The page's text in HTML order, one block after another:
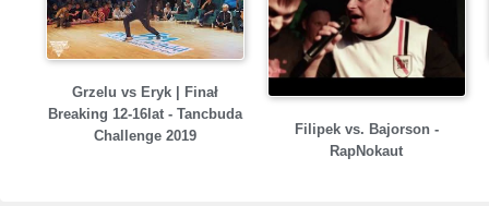
Grzelu vs Eryk | Finał
Breaking 12-16lat - Tancbuda
Challenge 2019
Filipek vs. Bajorson -
RapNokaut